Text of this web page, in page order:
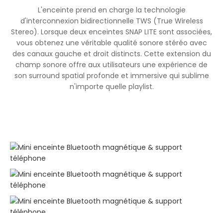
L'enceinte prend en charge la technologie
d'interconnexion bidirectionnelle TWS (True Wireless
Stereo). Lorsque deux enceintes SNAP LITE sont associées,
vous obtenez une véritable qualité sonore stéréo avec
des canaux gauche et droit distincts. Cette extension du
champ sonore offre aux utilisateurs une expérience de
son surround spatial profonde et immersive qui sublime
n'importe quelle playlist.